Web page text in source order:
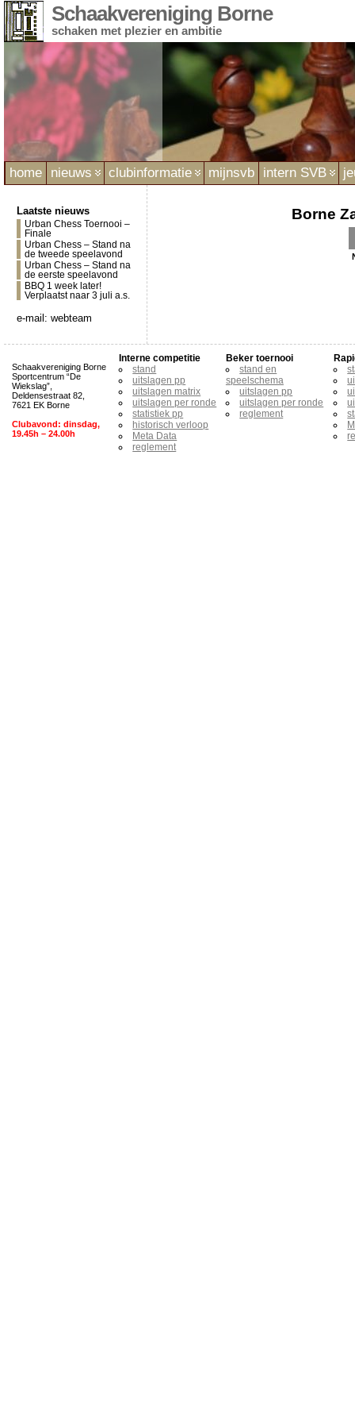
Schaakvereniging Borne
schaken met plezier en ambitie
home nieuws clubinformatie mijnsvb intern SVB
Laatste nieuws
Urban Chess Toernooi –
Finale
Urban Chess – Stand na
de tweede speelavond
Urban Chess – Stand na
de eerste speelavond
BBQ 1 week later!
Verplaatst naar 3 juli a.s.
e-mail: webteam
Borne
Schaakvereniging Borne
Sportcentrum “De
Wiekslag”,
Deldensestraat 82,
7621 EK Borne
Clubavond: dinsdag,
19.45h – 24.00h
Interne competitie
stand
uitslagen pp
uitslagen matrix
uitslagen per ronde
statistiek pp
historisch verloop
Meta Data
reglement
Beker toernooi
stand en
speelschema
uitslagen pp
uitslagen per ronde
reglement